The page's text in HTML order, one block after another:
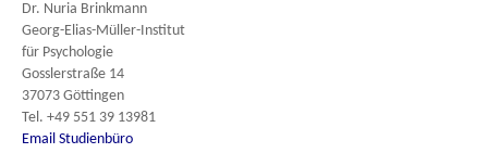
Dr. Nuria Brinkmann
Georg-Elias-Müller-Institut
für Psychologie
Gosslerstraße 14
37073 Göttingen
Tel. +49 551 39 13981
Email Studienbüro